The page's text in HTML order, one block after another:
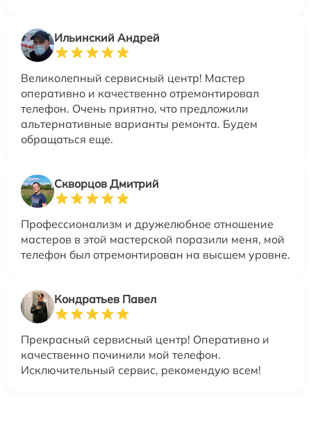
Ильинский Андрей
Великолепный сервисный центр! Мастер
оперативно и качественно отремонтировал
телефон. Очень приятно, что предложили
альтернативные варианты ремонта. Будем
обращаться еще.
Скворцов Дмитрий
Профессионализм и дружелюбное отношение
мастеров в этой мастерской поразили меня, мой
телефон был отремонтирован на высшем уровне.
Кондратьев Павел
Прекрасный сервисный центр! Оперативно и
качественно починили мой телефон.
Исключительный сервис, рекомендую всем!